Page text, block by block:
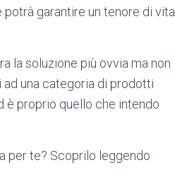
garantire un tenore di vita
la soluzione più ovvia ma non
una categoria di prodotti
è proprio quello che intendo
per te? Scoprilo leggendo